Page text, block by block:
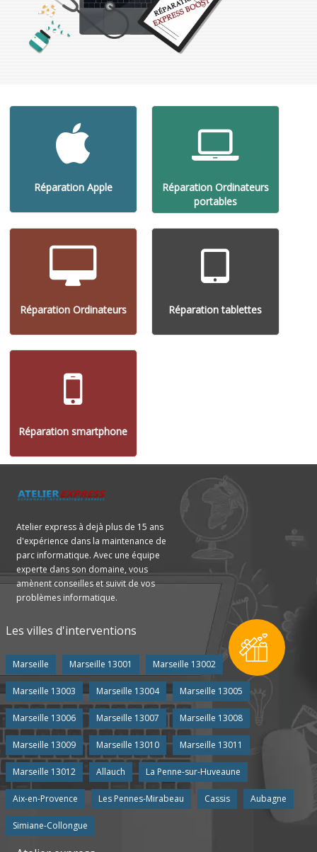
Réparation Apple
Réparation Ordinateurs
portables
Réparation Ordinateurs Réparation tablettes
Réparation smartphone
Atelier express à dejà plus de 15 ans
d'expérience dans la maintenance de
parc informatique. Avec une équipe
experte dans son domaine, vous
amènent conseilles et suivit de vos
problèmes informatique.
Les villes d'interventions
Marseille Marseille 13001 Marseille 13002
Marseille 13003 Marseille 13004 Marseille 13005
Marseille 13006 Marseille 13007 Marseille 13008
Marseille 13009 Marseille 13010 Marseille 13011
Marseille 13012 Allauch La Penne-sur-Huveaune
Aix-en-Provence Les Pennes-Mirabeau Cassis Aubagne
Simiane-Collongue